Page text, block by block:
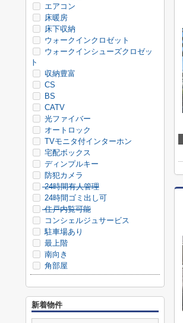
エアコン
床暖房
床下収納
ウォークインクロゼット
ウォークインシューズクロゼッ
ト
収納豊富
CS
BS
CATV
光ファイバー
オートロック
TVモニタ付インターホン
宅配ボックス
ディンプルキー
防犯カメラ
24時間有人管理
24時間ゴミ出し可
住戸内覧可能
コンシェルジュサービス
駐車場あり
最上階
南向き
角部屋
新着物件